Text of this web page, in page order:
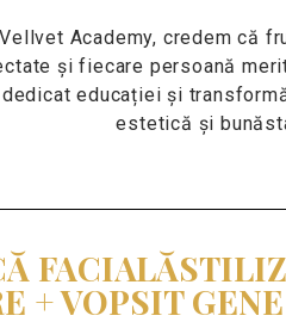
Academy, credem că
și fiecare persoană
educației și
estetică și
FACIALĂ
+ VOPSIT GENE